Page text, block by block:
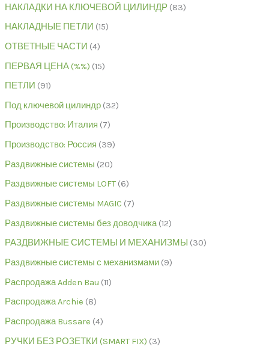
НАКЛАДКИ НА КЛЮЧЕВОЙ ЦИЛИНДР 83
НАКЛАДНЫЕ ПЕТЛИ 15
ОТВЕТНЫЕ ЧАСТИ 4
ПЕРВАЯ ЦЕНА (%%) 15
ПЕТЛИ 91
Под ключевой цилиндр 32
Производство: Италия 7
Производство: Россия 39
Раздвижные системы 20
Раздвижные системы LOFT 6
Раздвижные системы MAGIC 7
Раздвижные системы без доводчика 12
РАЗДВИЖНЫЕ СИСТЕМЫ И МЕХАНИЗМЫ
30
Раздвижные системы с механизмами 9
Распродажа Adden Bau 11
Распродажа Archie 8
Распродажа Bussare 4
РУЧКИ БЕЗ РОЗЕТКИ (SMART FIX) 3